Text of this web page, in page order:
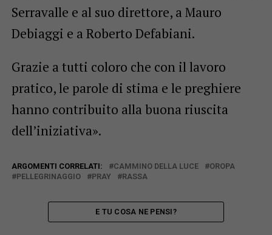
Serravalle e al suo direttore, a Mauro
Debiaggi e a Roberto Defabiani.
Grazie a tutti coloro che con il lavoro
pratico, le parole di stima e le preghiere
hanno contribuito alla buona riuscita
dell’iniziativa».
ARGOMENTI CORRELATI: CAMMINO DELLA LUCE
OROPA
PELLEGRINAGGIO
PRAY RASSA
E TU COSA NE PENSI?